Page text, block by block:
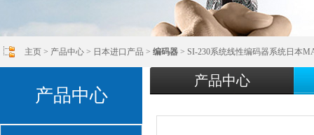
主页 > 产品中心 > 日本进口产品 > 编码器 > SI-230系统线性编码器系统日本
产品中心
产品中心